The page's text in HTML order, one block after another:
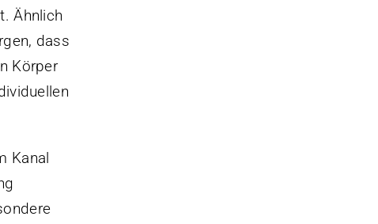
Ähnlich
dass
Körper
Kanal